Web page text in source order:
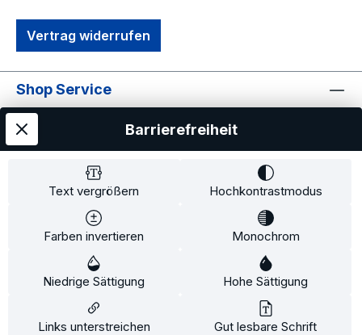
Vertrag widerrufen
Shop Service
Informationen
Versandkosten
und ggf. Nachnahmegebühren, wenn
nicht anders angegeben.
Text vergrößern Hochkontrastmodus
Farben invertieren Monochrom
Niedrige Sättigung Hohe Sättigung
Links unterstreichen Gut lesbare Schrift
Barrierefreiheit